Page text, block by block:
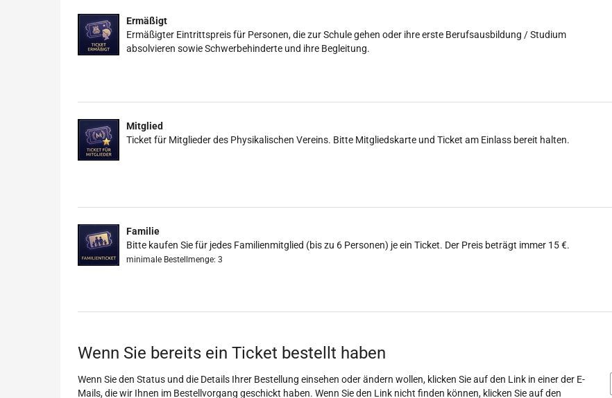
Ermäßigt
Ermäßigter Eintrittspreis für Personen, die zur Schule gehen oder ihre erste Berufsausbildung / Studium
absolvieren sowie Schwerbehinderte und ihre Begleitung.
Mitglied
Ticket für Mitglieder des Physikalischen Vereins. Bitte Mitgliedskarte und Ticket am Einlass bereit halten.
Familie
Bitte kaufen Sie für jedes Familienmitglied (bis zu 6 Personen) je ein Ticket. Der Preis beträgt immer 15 €.
minimale Bestellmenge: 3
Wenn Sie bereits ein Ticket bestellt haben
Wenn Sie den Status und die Details Ihrer Bestellung einsehen oder ändern wollen, klicken Sie auf den Link in einer der E-
Mails, die wir Ihnen im Bestellvorgang geschickt haben. Wenn Sie den Link nicht finden können, klicken Sie auf den